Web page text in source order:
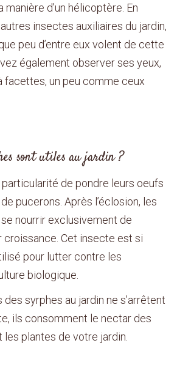
manière d’un hélicoptère. En
insectes auxiliaires du jardin,
peu d’entre eux volent de cette
également observer ses yeux,
facettes, un peu comme ceux
sont utiles au jardin ?
de pondre leurs oeufs
pucerons. Après l’éclosion, les
nourrir exclusivement de
croissance. Cet insecte est si
pour lutter contre les
biologique.
syrphes au jardin ne s’arrêtent
ils consomment le nectar des
plantes de votre jardin.